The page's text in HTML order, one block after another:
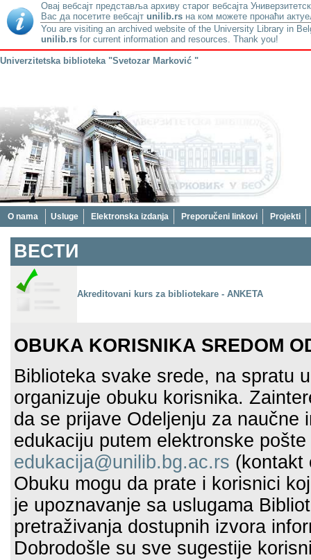
Овај вебсајт представља архиву старог вебсајта
Вас да посетите вебсајт unilib.rs на ком можете пронаћи
You are visiting an archived website of the University Library in
unilib.rs for current information and resources. Thank you!
Univerzitetska biblioteka "Svetozar Marković "
O nama Usluge Elektronska izdanja Preporučeni linkovi Projekti
ВЕСТИ
Аkrеditоvаni kurs zа bibliоtеkаrе - АNKЕТА
OBUKA KORISNIKA SREDOM
Biblioteka svake srede, na spratu
organizuje obuku korisnika.
da se prijave Odeljenju za naučne
edukaciju putem elektronske pošte
edukacija@unilib.bg.ac.rs (kontakt
Obuku mogu da prate i korisnici
je upoznavanje sa uslugama
pretraživanja dostupnih izvora
Dobrodošle su sve sugestije